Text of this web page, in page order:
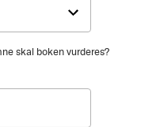
skal boken vurderes?